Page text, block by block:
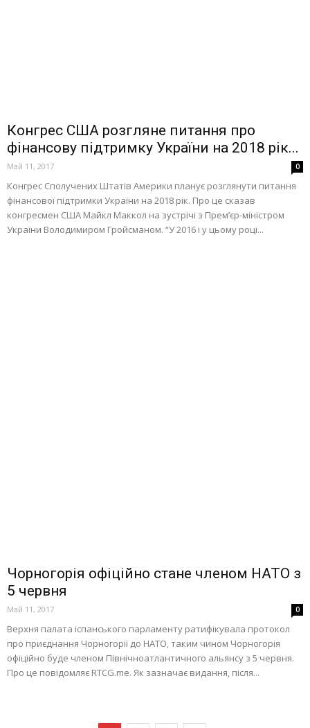
Конгрес США розгляне питання про
фінансову підтримку України на 2018 рік...
Май 11, 2017 0
Конгрес Сполучених Штатів Америки планує розглянути питання
фінансової підтримки України на 2018 рік. Про це сказав
конгресмен США Майкл Маккол на зустрічі з Прем’єр-міністром
України Володимиром Гройсманом. “У 2016 і у цьому році...
Чорногорія офіційно стане членом НАТО з
5 червня
Май 11, 2017 0
Верхня палата іспанського парламенту ратифікувала протокол
про приєднання Чорногорії до НАТО, таким чином Чорногорія
офіційно буде членом Північноатлантичного альянсу з 5 червня.
Про це повідомляє RTCG.me. Як зазначає видання, після...